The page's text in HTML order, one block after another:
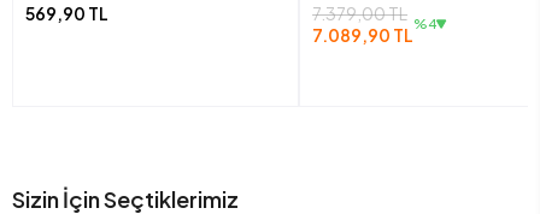
569,90 TL
7.379,00 TL
7.089,90 TL %4
Sizin İçin Seçtiklerimiz